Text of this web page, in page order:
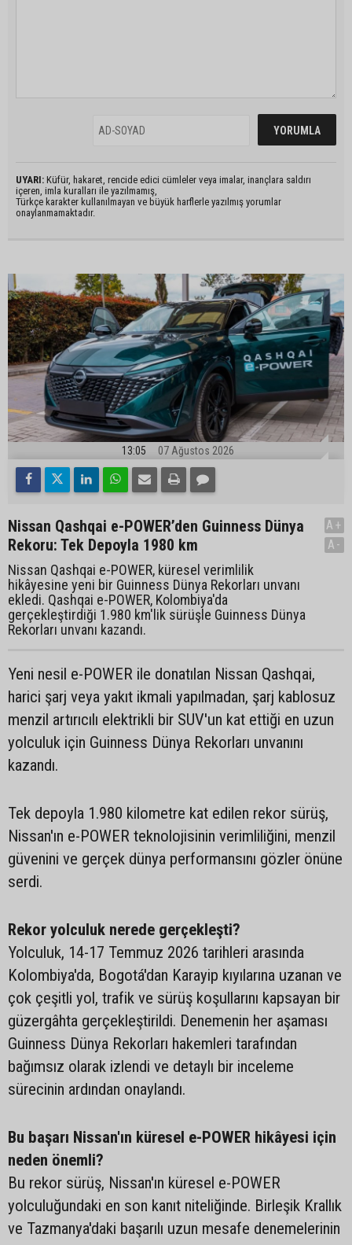
UYARI: Küfür, hakaret, rencide edici cümleler veya imalar, inançlara saldırı
içeren, imla kuralları ile yazılmamış,
Türkçe karakter kullanılmayan ve büyük harflerle yazılmış yorumlar
onaylanmamaktadır.
13:05 07 Ağustos 2026
Nissan Qashqai e-POWER’den Guinness Dünya
Rekoru: Tek Depoyla 1980 km
Nissan Qashqai e-POWER, küresel verimlilik
hikâyesine yeni bir Guinness Dünya Rekorları unvanı
ekledi. Qashqai e-POWER, Kolombiya'da
gerçekleştirdiği 1.980 km'lik sürüşle Guinness Dünya
Rekorları unvanı kazandı.
A+
A-
Yeni nesil e-POWER ile donatılan Nissan Qashqai,
harici şarj veya yakıt ikmali yapılmadan, şarj kablosuz
menzil artırıcılı elektrikli bir SUV'un kat ettiği en uzun
yolculuk için Guinness Dünya Rekorları unvanını
kazandı.
Tek depoyla 1.980 kilometre kat edilen rekor sürüş,
Nissan'ın e-POWER teknolojisinin verimliliğini, menzil
güvenini ve gerçek dünya performansını gözler önüne
serdi.
Rekor yolculuk nerede gerçekleşti?
Yolculuk, 14-17 Temmuz 2026 tarihleri arasında
Kolombiya'da, Bogotá'dan Karayip kıyılarına uzanan ve
çok çeşitli yol, trafik ve sürüş koşullarını kapsayan bir
güzergâhta gerçekleştirildi. Denemenin her aşaması
Guinness Dünya Rekorları hakemleri tarafından
bağımsız olarak izlendi ve detaylı bir inceleme
sürecinin ardından onaylandı.
Bu başarı Nissan'ın küresel e-POWER hikâyesi için
neden önemli?
Bu rekor sürüş, Nissan'ın küresel e-POWER
yolculuğundaki en son kanıt niteliğinde. Birleşik Krallık
ve Tazmanya'daki başarılı uzun mesafe denemelerinin